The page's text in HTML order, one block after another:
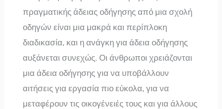
πραγματικής άδειας οδήγησης από μια σχολή
οδηγών είναι μια μακρά και περίπλοκη
διαδικασία, και η ανάγκη για άδεια οδήγησης
αυξάνεται συνεχώς. Οι άνθρωποι χρειάζονται
μια άδεια οδήγησης για να υποβάλλουν
αιτήσεις για εργασία πιο εύκολα, για να
μεταφέρουν τις οικογένειές τους και για άλλους